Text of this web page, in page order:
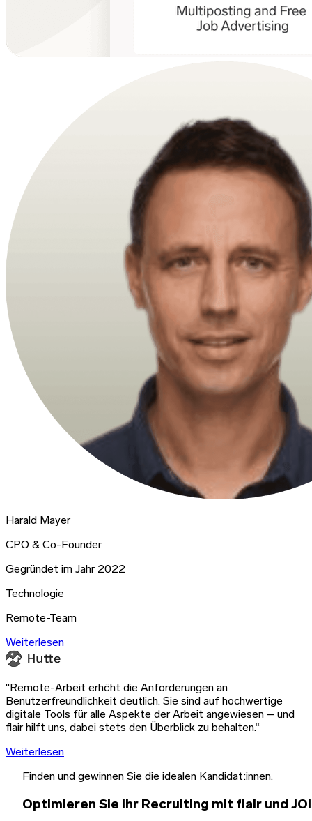
Harald Mayer
CPO & Co-Founder
Gegründet im Jahr 2022
Technologie
Remote-Team
Weiterlesen
"Remote-Arbeit erhöht die Anforderungen an
Benutzerfreundlichkeit deutlich. Sie sind auf hochwertige
digitale Tools für alle Aspekte der Arbeit angewiesen – und
flair hilft uns, dabei stets den Überblick zu behalten.“
Weiterlesen
Finden und gewinnen Sie die idealen Kandidat:innen.
Optimieren Sie Ihr Recruiting mit flair und